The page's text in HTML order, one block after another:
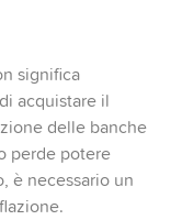
significa
acquistare il
delle banche
perde potere
è necessario un